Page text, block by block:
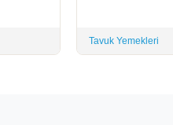
Tavuk Yemekleri